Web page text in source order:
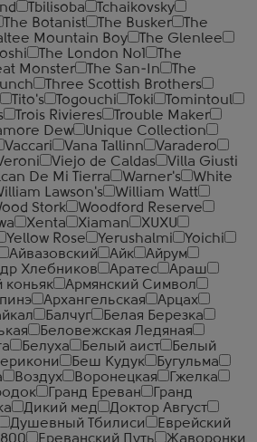
Tbilisoba
Tchaikovsky
The Botanist The Busker
The
Mountain Boy
The Glenlee
The London №1
The
Monster The San-In
The
Three Scottish Brothers
Tito's Togouchi Toki
Tomintoul
Trois Rivieres
Trouble Maker
Dew
Unique Collection
Vaccari Vana Tallinn
Varadero
Viejo de Caldas
Villa Giusti
De Mi Tierra Warner's
White
Lawson's
William Watt
Stork
Woodford Reserve
Xenta Xiaman
XUXU
Yellow Rose Yerushalmi
Yoichi
Айвазовский Айк
Айрум
Хлебников Аратес
Араш
коньяк
Армянский Символ
Архангельская
Арцах
Балчуг
Белая Березка
Беловежская Ледяная
Белуха Белый аист
Белый
Беш Кудук
Бугульма
Воздух Воронецкая
Гжелка
Гранд Ереван
Гранд
Дикий мед
Доктор Август
Душевный Тбилиси
Еврейский